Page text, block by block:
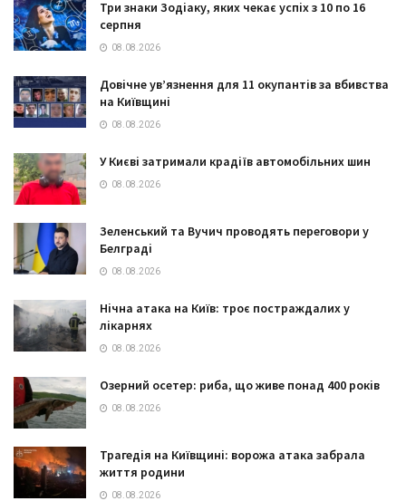
Три знаки Зодіаку, яких чекає успіх з 10 по 16
серпня
08.08.2026
Довічне ув’язнення для 11 окупантів за вбивства
на Київщині
08.08.2026
У Києві затримали крадіїв автомобільних шин
08.08.2026
Зеленський та Вучич проводять переговори у
Белграді
08.08.2026
Нічна атака на Київ: троє постраждалих у
лікарнях
08.08.2026
Озерний осетер: риба, що живе понад 400 років
08.08.2026
Трагедія на Київщині: ворожа атака забрала
життя родини
08.08.2026